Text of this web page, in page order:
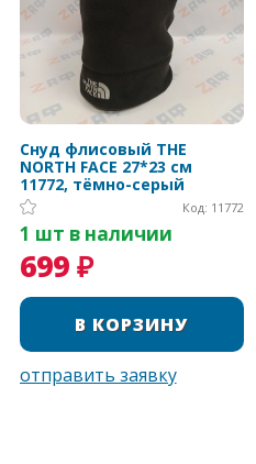
Снуд флисовый THE
NORTH FACE 27*23 см
11772, тёмно-серый
Код: 11772
1 шт в наличии
699 ₽